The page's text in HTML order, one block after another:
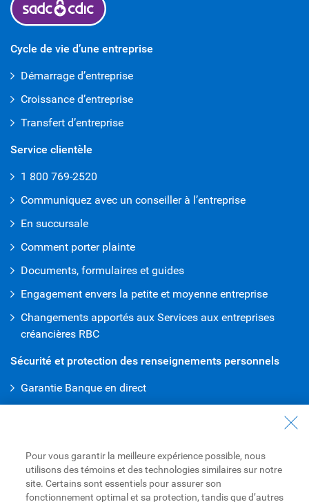
Cycle de vie d’une entreprise
Démarrage d’entreprise
Croissance d’entreprise
Transfert d’entreprise
Service clientèle
1 800 769-2520
Communiquez avec un conseiller à l’entreprise
En succursale
Comment porter plainte
Documents, formulaires et guides
Engagement envers la petite et moyenne entreprise
Changements apportés aux Services aux entreprises
créancières RBC
Sécurité et protection des renseignements personnels
Garantie Banque en direct
Banque en direct et Services bancaires mobiles
Services bancaires en ligne RBC Express
Pour vous garantir la meilleure expérience possible, nous
utilisons des témoins et des technologies similaires sur notre
site. Certains sont essentiels pour assurer son
fonctionnement optimal et sa protection, tandis que d’autres